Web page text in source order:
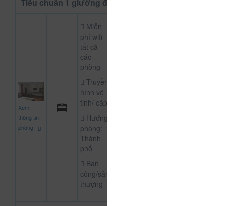
Xem
thông tin
phòng
Miễn
phí wifi
tất cả
các
phòng
Truyền
hình vệ
tinh/ cáp
Hướng
phòng:
Thành
phố
Ban
công/sân
thượng